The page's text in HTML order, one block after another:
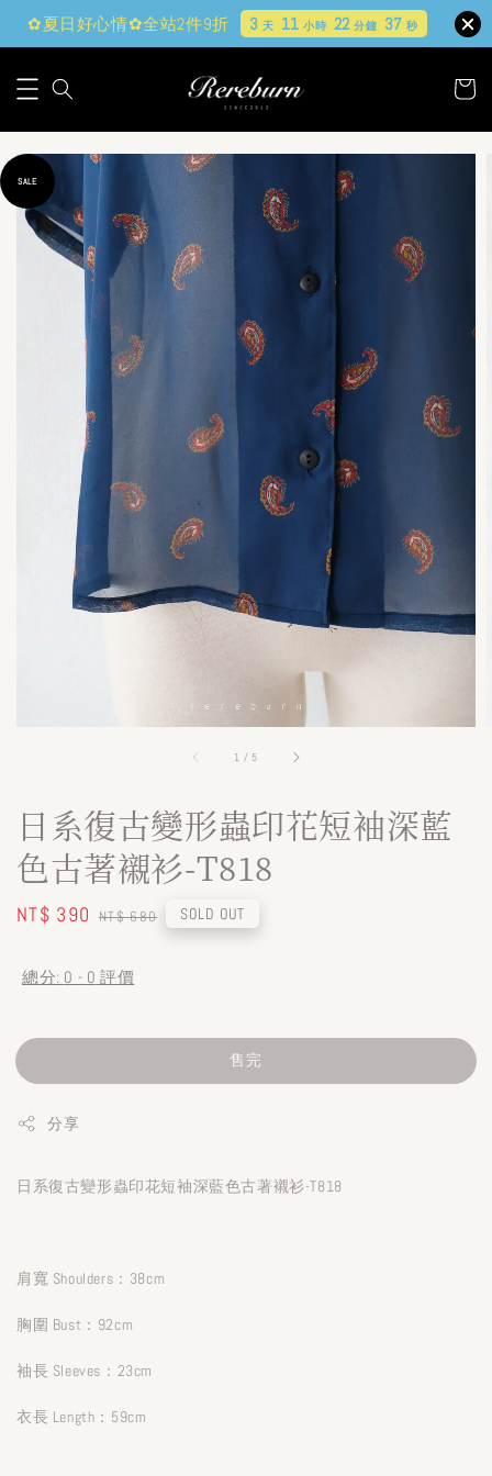
✿夏日好心情✿全站2件9折 3 天 11小時 22分鐘 36秒
1 /5
SALE
日系復古變形蟲印花短袖深藍
色古著襯衫-T818
Sale
NT$ 390 Regular
NT$ 680 SOLD OUT
總分: 0 - 0 評價
售完
分享
日系復古變形蟲印花短袖深藍色古著襯衫-T818
肩寬 Shoulders：38cm
胸圍 Bust：92cm
袖長 Sleeves：23cm
衣長 Length：59cm